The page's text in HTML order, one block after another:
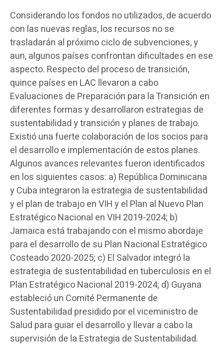
Considerando los fondos no utilizados, de acuerdo
con las nuevas reglas, los recursos no se
trasladarán al próximo ciclo de subvenciones, y
aun, algunos países confrontan dificultades en ese
aspecto. Respecto del proceso de transición,
quince países en LAC llevaron a cabo
Evaluaciones de Preparación para la Transición en
diferentes formas y desarrollaron estrategias de
sustentabilidad y transición y planes de trabajo.
Existió una fuerte colaboración de los socios para
el desarrollo e implementación de estos planes.
Algunos avances relevantes fueron identificados
en los siguientes casos: a) República Dominicana
y Cuba integraron la estrategia de sustentabilidad
y el plan de trabajo en VIH y el Plan al Nuevo Plan
Estratégico Nacional en VIH 2019-2024; b)
Jamaica está trabajando con el mismo abordaje
para el desarrollo de su Plan Nacional Estratégico
Costeado 2020-2025; c) El Salvador integró la
estrategia de sustentabilidad en tuberculosis en el
Plan Estratégico Nacional 2019-2024; d) Guyana
estableció un Comité Permanente de
Sustentabilidad presidido por el viceministro de
Salud para guiar el desarrollo y llevar a cabo la
supervisión de la Estrategia de Sustentabilidad.